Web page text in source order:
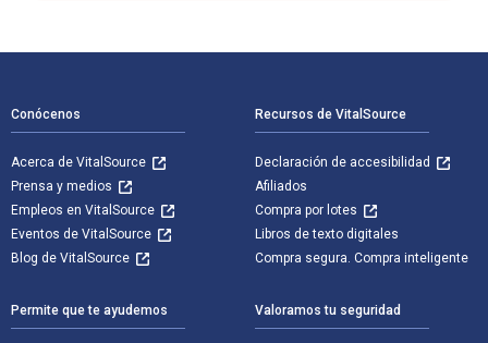
Conócenos
Acerca de VitalSource
Prensa y medios
Empleos en VitalSource
Eventos de VitalSource
Blog de VitalSource
Recursos de VitalSource
Declaración de accesibilidad
Afiliados
Compra por lotes
Libros de texto digitales
Compra segura. Compra inteligente
Permite que te ayudemos Valoramos tu seguridad